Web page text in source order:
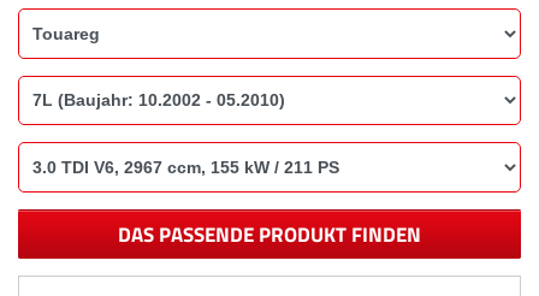
DAS PASSENDE PRODUKT FINDEN